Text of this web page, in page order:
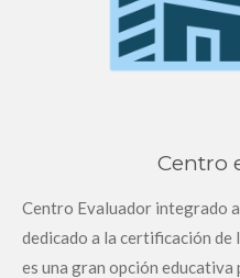
Centro
Centro Evaluador integrado
dedicado a la certificación de
es una gran opción educativa